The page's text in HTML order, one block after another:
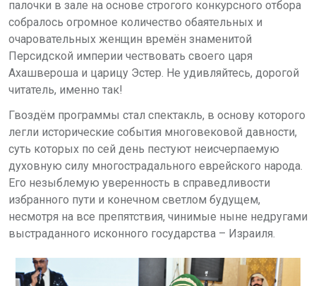
палочки в зале на основе строгого конкурсного отбора
собралось огромное количество обаятельных и
очаровательных женщин времён знаменитой
Персидской империи чествовать своего царя
Ахашвероша и царицу Эстер. Не удивляйтесь, дорогой
читатель, именно так!
Гвоздём программы стал спектакль, в основу которого
легли исторические события многовековой давности,
суть которых по сей день пестуют неисчерпаемую
духовную силу многострадального еврейского народа.
Его незыблемую уверенность в справедливости
избранного пути и конечном светлом будущем,
несмотря на все препятствия, чинимые ныне недругами
выстраданного исконного государства – Израиля.